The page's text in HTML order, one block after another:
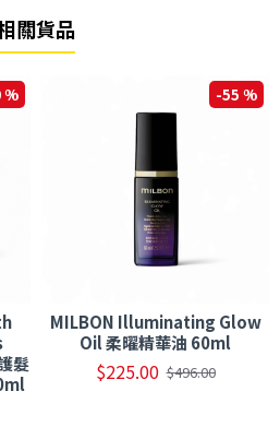
關貨品
%
髮
-55 %
MILBON Illuminating Glow
Oil 柔曜精華油 60ml
$225.00 $496.00